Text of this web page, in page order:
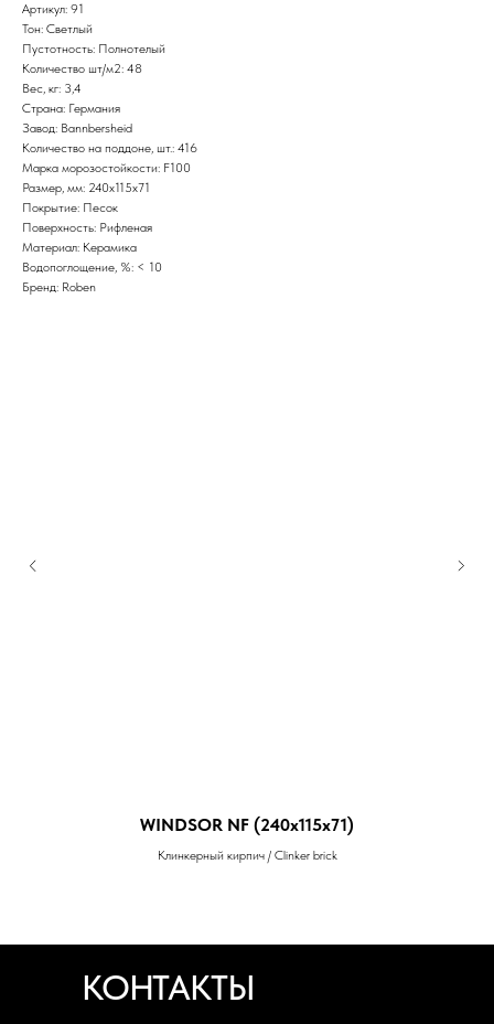
Артикул: 91
Тон: Светлый
Пустотность: Полнотелый
Количество шт/м2: 48
Вес, кг: 3,4
Страна: Германия
Завод: Bannbersheid
Количество на поддоне, шт.: 416
Марка морозостойкости: F100
Размер, мм: 240x115x71
Покрытие: Песок
Поверхность: Рифленая
Материал: Керамика
Водопоглощение, %: < 10
Бренд: Roben
WINDSOR NF (240x115x71)
Клинкерный кирпич / Clinker brick
КОНТАКТЫ